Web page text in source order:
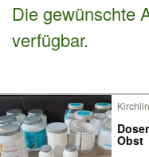
Nachrichten
Die gewünschte
verfügbar.
Obst